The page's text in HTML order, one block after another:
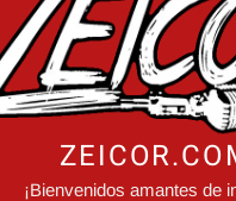
¡Bienvenidos amantes de